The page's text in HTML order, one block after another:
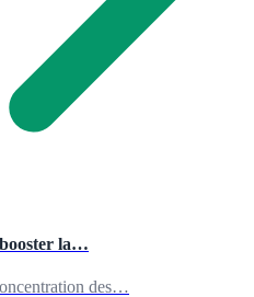
la…
des…